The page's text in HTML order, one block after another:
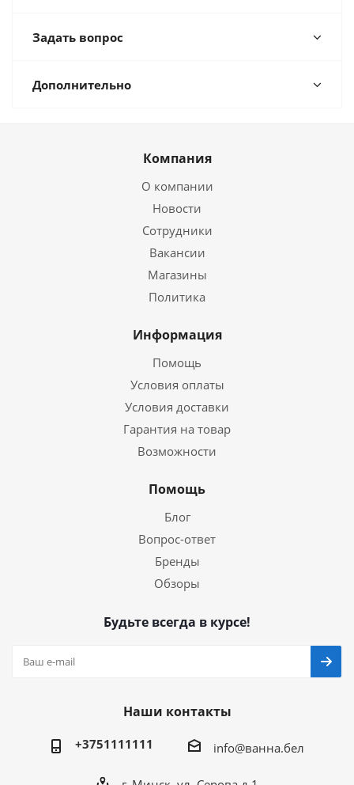
Задать вопрос
Дополнительно
Компания
О компании
Новости
Сотрудники
Вакансии
Магазины
Политика
Информация
Помощь
Условия оплаты
Условия доставки
Гарантия на товар
Возможности
Помощь
Блог
Вопрос-ответ
Бренды
Обзоры
Будьте всегда в курсе!
Наши контакты
+3751111111 info@ванна.бел